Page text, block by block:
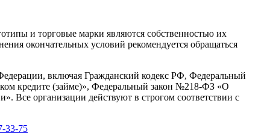
и торговые марки являются собственностью их
окончательных условий рекомендуется обращаться
включая Гражданский кодекс РФ, Федеральный
кредите (займе)», Федеральный закон №218-ФЗ «О
Все организации действуют в строгом соответствии с
33-75